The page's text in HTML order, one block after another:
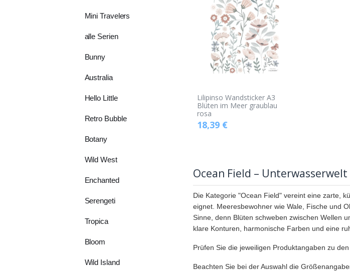
Mini Travelers
alle Serien
Bunny
Australia
Hello Little
Retro Bubble
Botany
Wild West
Enchanted
Serengeti
Tropica
Bloom
Wild Island
Lilipinso Wandsticker A3
Blüten im Meer graublau
rosa
18,39€
Ocean Field –
Die Kategorie "Ocean Field" vereint eine zarte,
eignet. Meeresbewohner wie Wale, Fische und
Sinne, denn Blüten schweben zwischen Wellen
klare Konturen, harmonische Farben und eine
Prüfen Sie die jeweiligen Produktangaben zu
Beachten Sie bei der Auswahl die